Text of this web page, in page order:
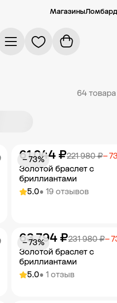
МагазиныЛомбард
64 товара
5.0• 19 отзывов
Золотой браслет с
бриллиантами
221 980 ₽−
61 044 ₽
− 73%
Добавить в
5.0• 1 отзыв
Золотой браслет с
бриллиантами
231 980 ₽−
63 794 ₽
− 73%